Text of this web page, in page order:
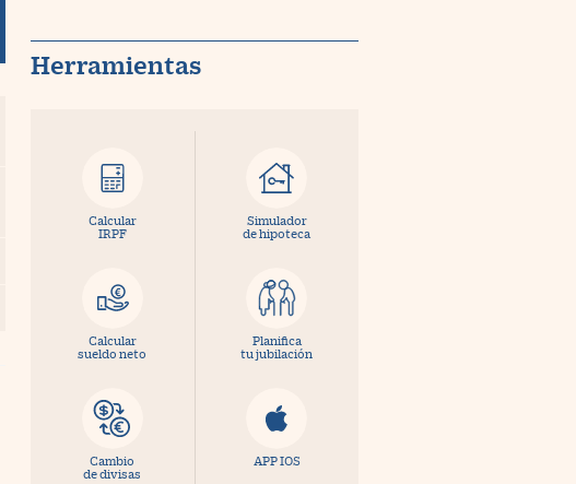
Herramientas
Calcular
IRPF
Simulador
de hipoteca
Calcular
sueldo neto
Planifica
tu jubilación
Cambio
de divisas
APP IOS